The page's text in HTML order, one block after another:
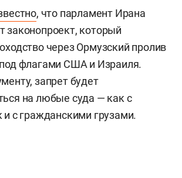
, что парламент Ирана
законопроект, который
через Ормузский пролив
флагами США и Израиля.
запрет будет
на любые суда — как с
с гражданскими грузами.